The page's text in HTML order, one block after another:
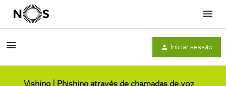
Menu
Iniciar sessão
Vishing | Phishing através de chamadas de voz